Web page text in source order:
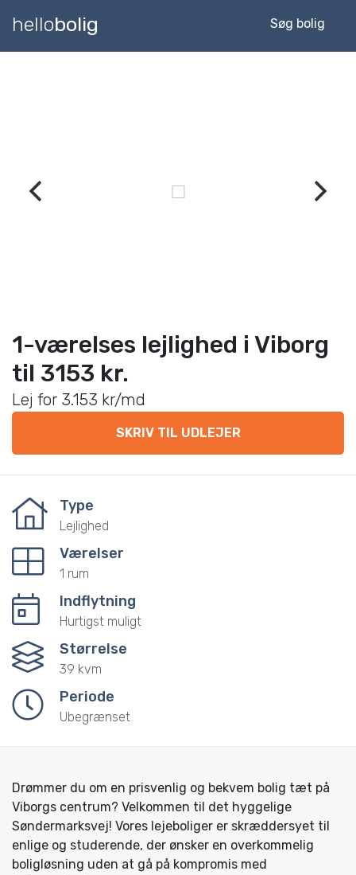
hellobolig Søg bolig
1-værelses lejlighed i Viborg
til 3153 kr.
Lej for 3.153 kr/md
SKRIV TIL UDLEJER
Type
Lejlighed
Værelser
1 rum
Indflytning
Hurtigst muligt
Størrelse
39 kvm
Periode
Ubegrænset
Drømmer du om en prisvenlig og bekvem bolig tæt på
Viborgs centrum? Velkommen til det hyggelige
Søndermarksvej! Vores lejeboliger er skræddersyet til
enlige og studerende, der ønsker en overkommelig
boligløsning uden at gå på kompromis med